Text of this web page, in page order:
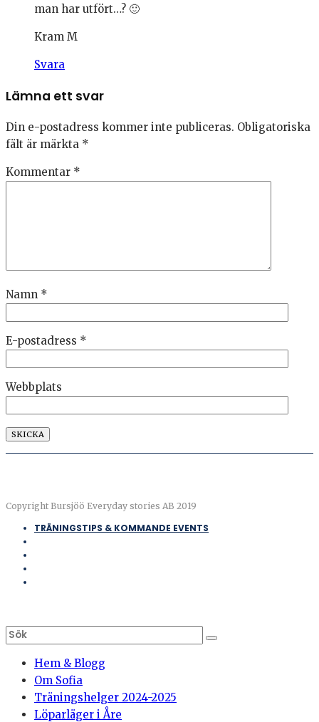
man har utfört…? 🙂
Kram M
Svara
Lämna ett svar
Din e-postadress kommer inte publiceras. Obligatoriska
fält är märkta *
Kommentar *
Namn *
E-postadress *
Webbplats
Copyright Bursjöö Everyday stories AB 2019
TRÄNINGSTIPS & KOMMANDE EVENTS
Hem & Blogg
Om Sofia
Träningshelger 2024-2025
Löparläger i Åre